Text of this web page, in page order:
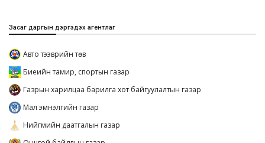
Засаг даргын дэргэдэх агентлаг
Авто тээврийн төв
Биеийн тамир, спортын газар
Газрын харилцаа барилга хот байгуулалтын газар
Мал эмнэлгийн газар
Нийгмийн даатгалын газар